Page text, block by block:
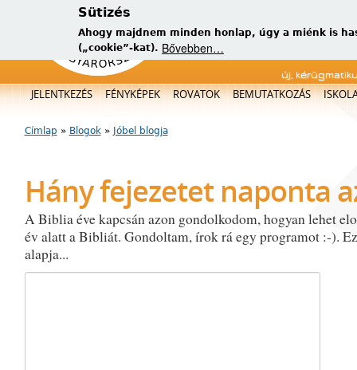
Sütizés
Ahogy majdnem minden honlap, úgy a miénk is
(„cookie”-kat). Bővebben…
új,
Főmenü
JELENTKEZÉS FÉNYKÉPEK ROVATOK BEMUTATKOZÁS
Jelenlegi hely
Címlap » Blogok» Jóbel blogja
Hány fejezetet naponta
A Biblia éve kapcsán azon gondolkodom, hogyan lehet
év alatt a Bibliát. Gondoltam, írok rá egy programot :-).
alapja...